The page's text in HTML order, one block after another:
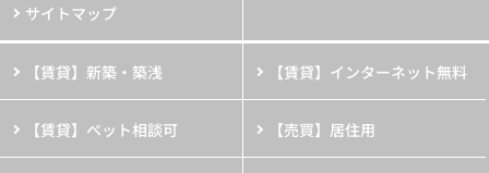
サイトマップ
【賃貸】新築・築浅 【賃貸】インターネット無料
【賃貸】ペット相談可 【売買】居住用